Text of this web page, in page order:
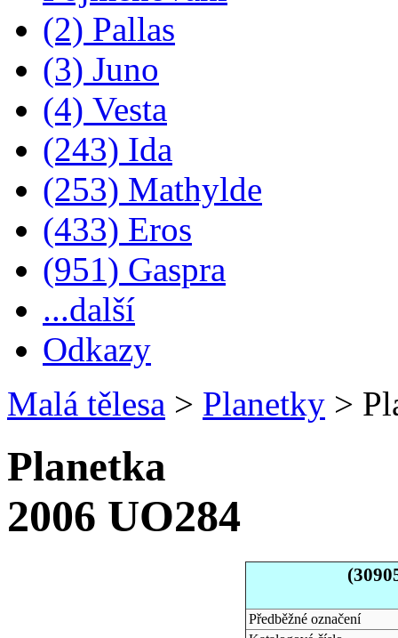
(2) Pallas
(3) Juno
(4) Vesta
(243) Ida
(253) Mathylde
(433) Eros
(951) Gaspra
...další
Odkazy
Malá tělesa > Planetky >
Planetka
2006 UO284
Předběžné označení